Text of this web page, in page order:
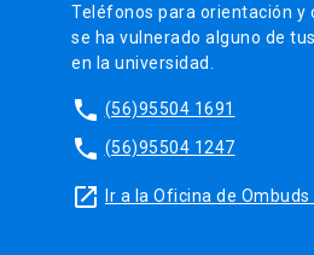
Teléfonos para orientación y
se ha vulnerado alguno de
en la universidad.
phone (56)95504 1691
phone (56)95504 1247
launch Ir a la Oficina de Ombuds